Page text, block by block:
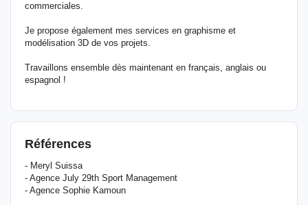
commerciales.
Je propose également mes services en graphisme et
modélisation 3D de vos projets.
Travaillons ensemble dès maintenant en français, anglais ou
espagnol !
Références
- Meryl Suissa
- Agence July 29th Sport Management
- Agence Sophie Kamoun